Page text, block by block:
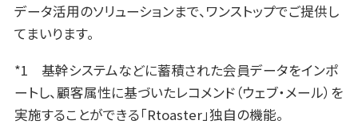
データ活用のソリューションまで、ワンストップでご提供し
てまいります。
*1 基幹システムなどに蓄積された会員データをインポ
ートし、顧客属性に基づいたレコメンド（ウェブ・メール）を
実施することができる「Rtoaster」独自の機能。